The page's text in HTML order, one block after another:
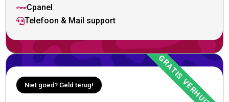
Cpanel
Telefoon & Mail support
Niet goed? Geld terug!